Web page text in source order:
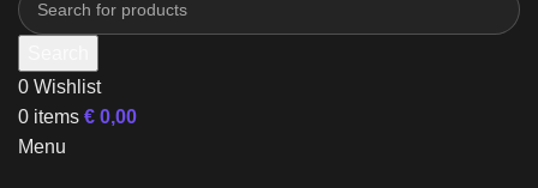
0 Wishlist
0 items € 0,00
Menu